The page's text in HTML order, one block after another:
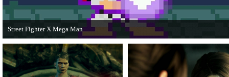
Street Fighter X Mega Man
A Capcom ismert karakterei ismét összecsapnak - ingyenesen letölthető a Street
Fighter X Mega Man.